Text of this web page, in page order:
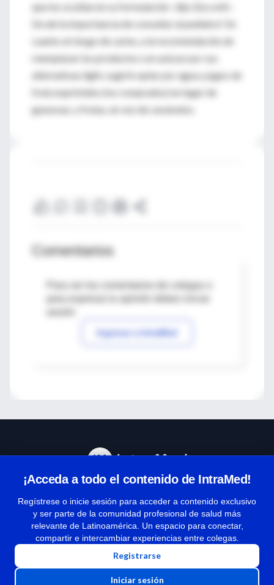
que los ocultan en su formulación -dijo Zuccotti-.
De ahí la importancia de consultar al pediatra". En
cuanto al riesgo de caries, a la recomendación de
reemplazar los productos con azúcar por sus
alternativas light, sugirió optar por agua y jugos de
fruta exprimidos (no comprados) en lugar de
gaseosas, y frutas, en vez de caramelos.
Comentarios
Para ver los comentarios de colegas o
Ingresar a IntraMed
¡Acceda a todo el contenido de IntraMed!
Regístrese o inicie sesión para acceder a contenido exclusivo
y ser parte de la comunidad profesional de salud más
relevante de Latinoamérica. Un espacio para conectar,
compartir e intercambiar experiencias entre colegas.
Registrarse
Iniciar sesión
Términos y condiciones
| Políticas de privacidad
| Todos los derechos reservados | Copyright 1997-2026